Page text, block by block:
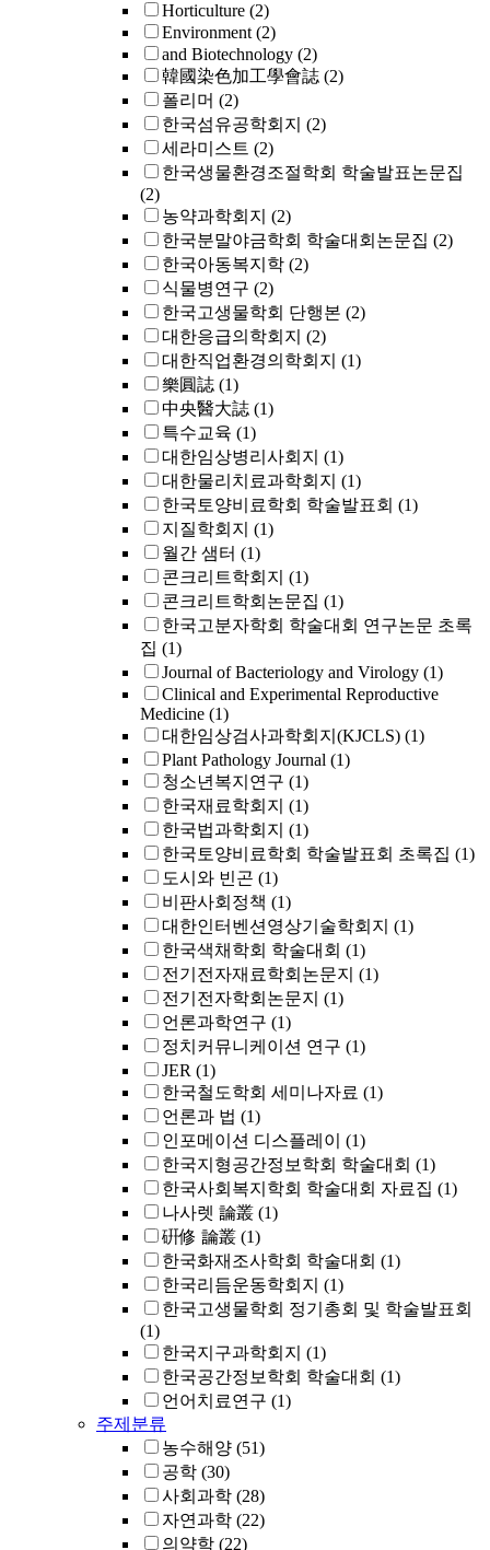
Horticulture (2)
Environment (2)
and Biotechnology (2)
韓國染色加工學會誌 (2)
폴리머 (2)
한국섬유공학회지 (2)
세라미스트 (2)
한국생물환경조절학회 학술발표논문집
(2)
농약과학회지 (2)
한국분말야금학회 학술대회논문집 (2)
한국아동복지학 (2)
식물병연구 (2)
한국고생물학회 단행본 (2)
대한응급의학회지 (2)
대한직업환경의학회지 (1)
樂圓誌 (1)
中央醫大誌 (1)
특수교육 (1)
대한임상병리사회지 (1)
대한물리치료과학회지 (1)
한국토양비료학회 학술발표회 (1)
지질학회지 (1)
월간 샘터 (1)
콘크리트학회지 (1)
콘크리트학회논문집 (1)
한국고분자학회 학술대회 연구논문 초록
집 (1)
Journal of Bacteriology and Virology (1)
Clinical and Experimental Reproductive
Medicine (1)
대한임상검사과학회지(KJCLS) (1)
Plant Pathology Journal (1)
청소년복지연구 (1)
한국재료학회지 (1)
한국법과학회지 (1)
한국토양비료학회 학술발표회 초록집 (1)
도시와 빈곤 (1)
비판사회정책 (1)
대한인터벤션영상기술학회지 (1)
한국색채학회 학술대회 (1)
전기전자재료학회논문지 (1)
전기전자학회논문지 (1)
언론과학연구 (1)
정치커뮤니케이션 연구 (1)
JER (1)
한국철도학회 세미나자료 (1)
언론과 법 (1)
인포메이션 디스플레이
(1)
한국지형공간정보학회 학술대회 (1)
한국사회복지학회 학술대회 자료집 (1)
나사렛 論叢 (1)
硏修 論叢 (1)
한국화재조사학회 학술대회 (1)
한국리듬운동학회지 (1)
한국고생물학회 정기총회 및 학술발표회
(1)
한국지구과학회지 (1)
한국공간정보학회 학술대회 (1)
언어치료연구 (1)
주제분류
농수해양 (51)
공학 (30)
사회과학 (28)
자연과학 (22)
의약학 (22)